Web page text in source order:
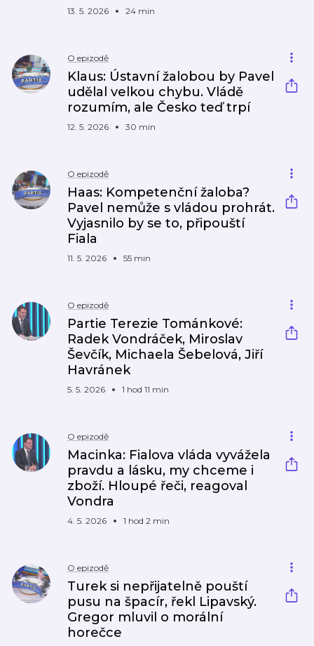
13. 5. 2026 24 min
O epizodě
Klaus: Ústavní žalobou by Pavel
udělal velkou chybu. Vládě
rozumím, ale Česko teď trpí
12. 5. 2026 30 min
O epizodě
Haas: Kompetenční žaloba?
Pavel nemůže s vládou prohrát.
Vyjasnilo by se to, připouští
Fiala
11. 5. 2026 55 min
O epizodě
Partie Terezie Tománkové:
Radek Vondráček, Miroslav
Ševčík, Michaela Šebelová, Jiří
Havránek
5. 5. 2026 1 hod 11 min
O epizodě
Macinka: Fialova vláda vyvážela
pravdu a lásku, my chceme i
zboží. Hloupé řeči, reagoval
Vondra
4. 5. 2026 1 hod 2 min
O epizodě
Turek si nepřijatelně pouští
pusu na špacír, řekl Lipavský.
Gregor mluvil o morální
horečce